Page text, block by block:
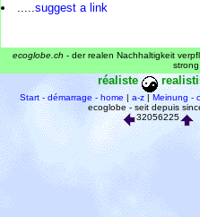
.....suggest a link
ecoglobe.ch - der realen Nachhaltigkeit
réaliste
Start - démarrage - home|a-z|Meinung -
ecoglobe - seit depuis
32056225